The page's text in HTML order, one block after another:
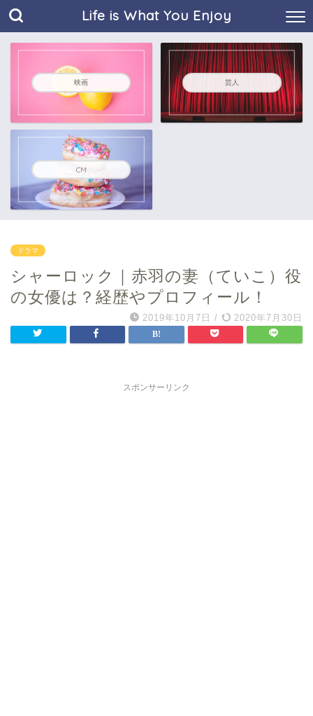
Life is What You Enjoy
映画 芸人
CM
ドラマ
シャーロック｜赤羽の妻（ていこ）役
の女優は？経歴やプロフィール！
2019年10月7日 / 2020年7月30日
スポンサーリンク